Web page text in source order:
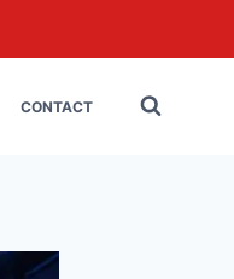
CONTACT